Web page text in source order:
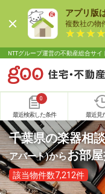
アプリ版
複数社の物
NTTグループ運営の不動産総合サイ
0
最近検索した条件 最近見
千葉県の楽器相
アパート)からお部
該当物件数7,212件